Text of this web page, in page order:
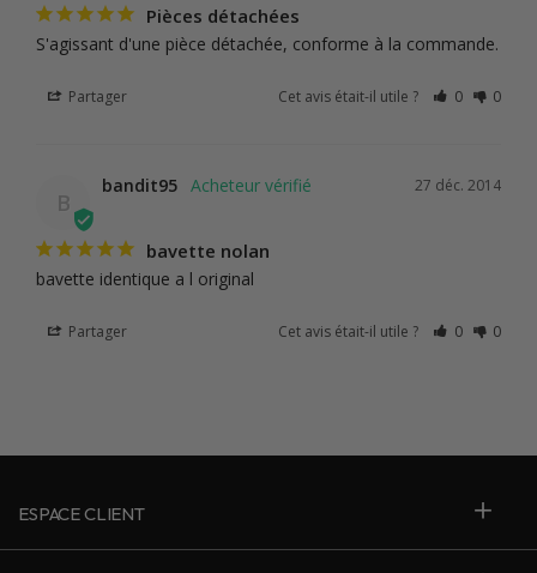
Pièces détachées
S'agissant d'une pièce détachée, conforme à la commande.
Partager Cet avis était-il utile ? 0 0
B
27 déc. 2014
bandit95
bavette nolan
bavette identique a l original
Partager Cet avis était-il utile ? 0 0
ESPACE CLIENT